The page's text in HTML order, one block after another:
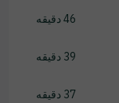
46 دقیقه
39 دقیقه
37 دقیقه